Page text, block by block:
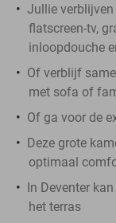
Jullie
flatscreen-tv,
inloopdouche
Of verblijf
met sofa of
Of ga voor de
Deze grote
optimaal
In Deventer
het terras